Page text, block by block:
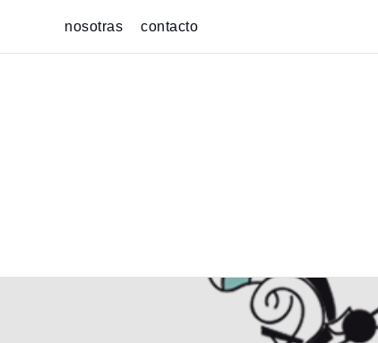
content
nosotras contacto